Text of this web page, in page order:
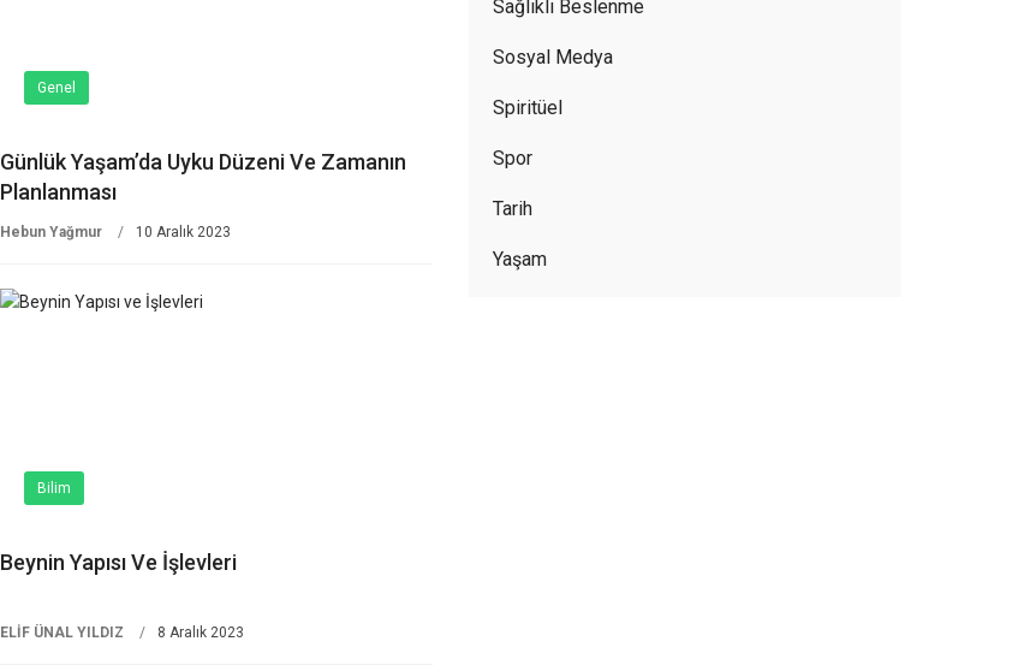
Genel
Günlük Yaşam’da Uyku Düzeni Ve Zamanın
Planlanması
Hebun Yağmur 10 Aralık 2023
Bilim
Beynin Yapısı Ve İşlevleri
ELİF ÜNAL YILDIZ 8 Aralık 2023
Sağlıklı Beslenme
Sosyal Medya
Spiritüel
Spor
Tarih
Yaşam